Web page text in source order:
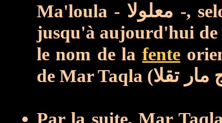
Ma'loula -
-,
jusqu'à aujourd'hui de
le nom de la fente
de Mar Taqla (مار تقلا
Par la suite, Mar